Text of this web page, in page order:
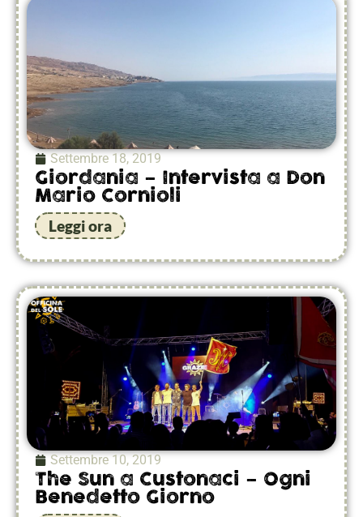
Settembre 18, 2019
Giordania – Intervista a Don
Mario Cornioli
Leggi ora
Settembre 10, 2019
The Sun a Custonaci – Ogni
Benedetto Giorno